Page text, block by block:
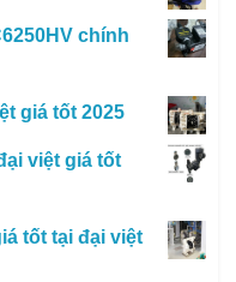
chính
giá tốt 2025
việt giá tốt
tốt tại đại việt